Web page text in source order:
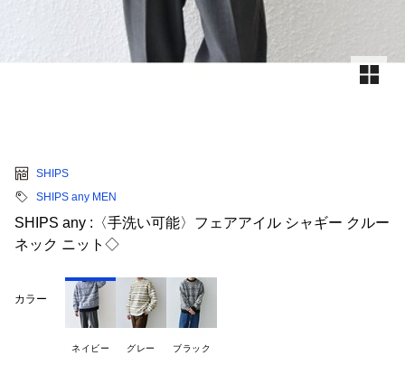
SHIPS
SHIPS any MEN
SHIPS any :〈手洗い可能〉フェアアイル シャギー クルー
ネック ニット◇
カラー
ネイビー グレー ブラック